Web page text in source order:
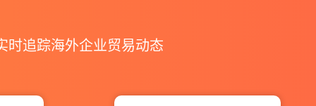
时追踪海外企业贸易动态